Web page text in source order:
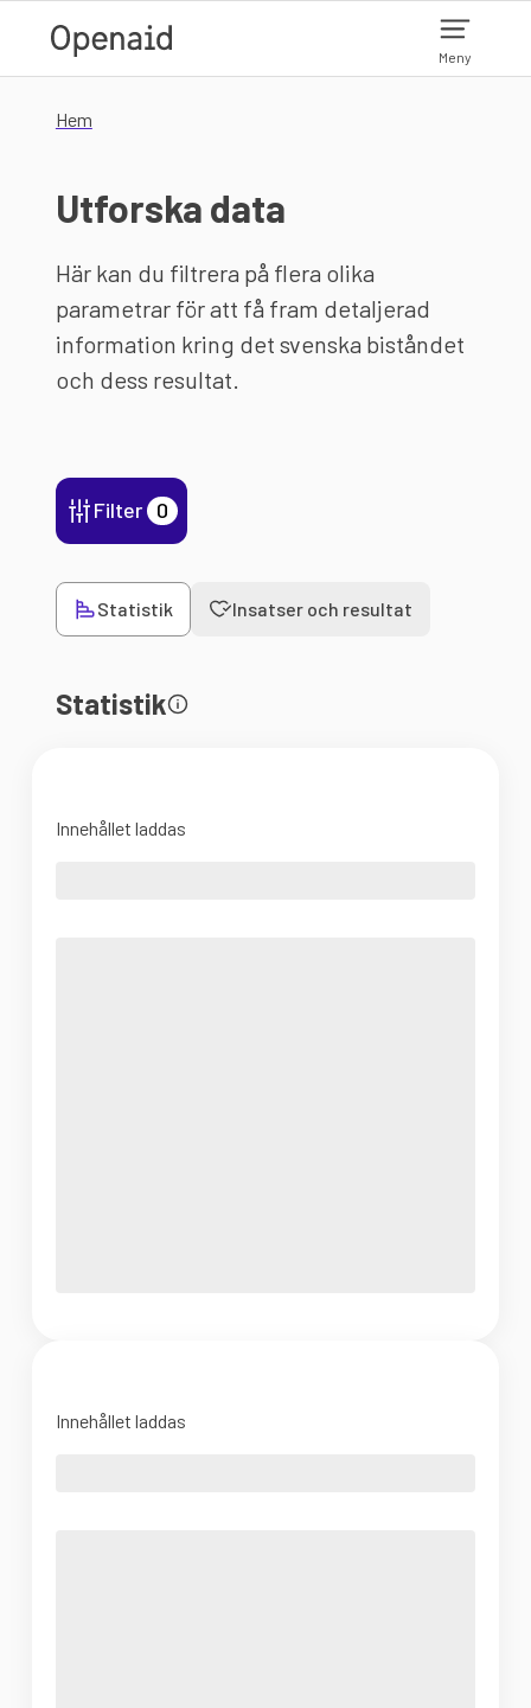
Meny
Hem
Utforska data
Här kan du filtrera på flera olika
parametrar för att få fram detaljerad
information kring det svenska biståndet
och dess resultat.
Filter 0
Statistik Insatser och resultat
Statistik
Innehållet laddas
Innehållet laddas